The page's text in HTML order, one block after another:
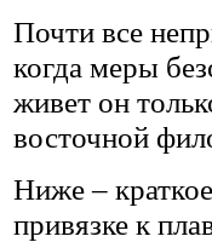
Почти все
когда меры
живет он
восточной
Ниже –
привязке к